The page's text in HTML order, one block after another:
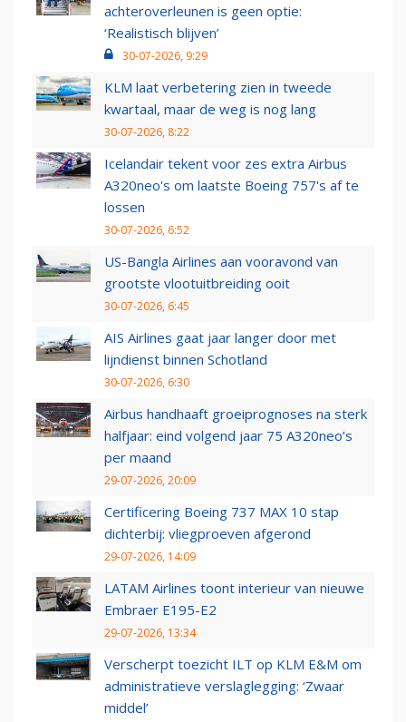
achteroverleunen is geen optie:
‘Realistisch blijven’
30-07-2026, 9:29
KLM laat verbetering zien in tweede
kwartaal, maar de weg is nog lang
30-07-2026, 8:22
Icelandair tekent voor zes extra Airbus
A320neo's om laatste Boeing 757's af te
lossen
30-07-2026, 6:52
US-Bangla Airlines aan vooravond van
grootste vlootuitbreiding ooit
30-07-2026, 6:45
AIS Airlines gaat jaar langer door met
lijndienst binnen Schotland
30-07-2026, 6:30
Airbus handhaaft groeiprognoses na sterk
halfjaar: eind volgend jaar 75 A320neo’s
per maand
29-07-2026, 20:09
Certificering Boeing 737 MAX 10 stap
dichterbij: vliegproeven afgerond
29-07-2026, 14:09
LATAM Airlines toont interieur van nieuwe
Embraer E195-E2
29-07-2026, 13:34
Verscherpt toezicht ILT op KLM E&M om
administratieve verslaglegging: ‘Zwaar
middel’